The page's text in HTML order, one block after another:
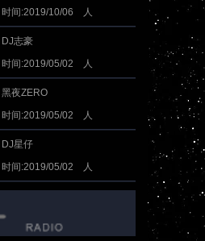
时间:2019/10/06 人
气:893718
DJ志豪
时间:2019/05/02 人
气:882262
黑夜ZERO
时间:2019/05/02 人
气:865122
DJ星仔
时间:2019/05/02 人
气:837333